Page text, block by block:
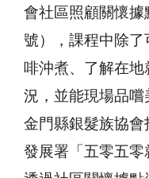
會社區照顧關懷據
號），課程中除
啡沖煮、了解在
況，並能現場品嚐
金門縣銀髮族協會
發展署「五零五零